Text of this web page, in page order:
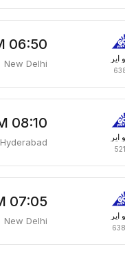
اير
06:50 AM
New Delhi
اير
08:10 PM
Hyderabad
اير
07:05 AM
New Delhi